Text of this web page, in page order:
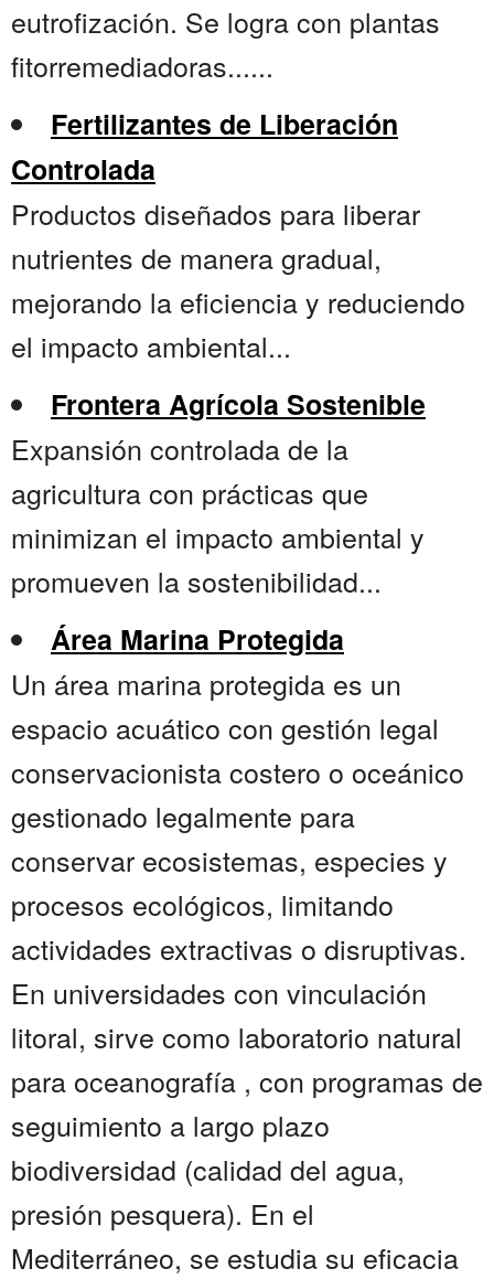
eutrofización. Se logra con plantas
fitorremediadoras......
Fertilizantes de Liberación
Controlada
Productos diseñados para liberar
nutrientes de manera gradual,
mejorando la eficiencia y reduciendo
el impacto ambiental...
Frontera Agrícola Sostenible
Expansión controlada de la
agricultura con prácticas que
minimizan el impacto ambiental y
promueven la sostenibilidad...
Área Marina Protegida
Un área marina protegida es un
espacio acuático con gestión legal
conservacionista costero o oceánico
gestionado legalmente para
conservar ecosistemas, especies y
procesos ecológicos, limitando
actividades extractivas o disruptivas.
En universidades con vinculación
litoral, sirve como laboratorio natural
para oceanografía , con programas de
seguimiento a largo plazo
biodiversidad (calidad del agua,
presión pesquera). En el
Mediterráneo, se estudia su eficacia